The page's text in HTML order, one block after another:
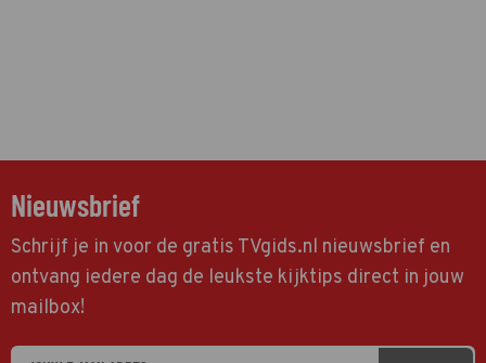
Nieuwsbrief
Schrijf je in voor de gratis TVgids.nl nieuwsbrief en
ontvang iedere dag de leukste kijktips direct in jouw
mailbox!